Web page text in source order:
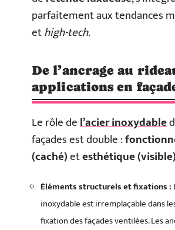
parfaitement aux tendances
ethigh-tech.
De l’ancrage au
applications en
Le rôle del’acier inoxydable
façades est double :
(caché)etesthétique (visible)
Éléments structurels et fixations :
inoxydable est irremplaçable dans
fixation des façades ventilées. Les